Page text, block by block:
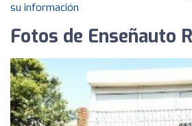
su información
Fotos de Enseñauto